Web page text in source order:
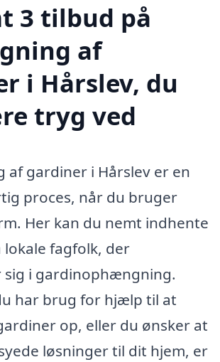
3 tilbud på
af
i Hårslev, du
tryg ved
af gardiner i Hårslev er en
proces, når du bruger
Her kan du nemt indhente
fagfolk, der
sig i gardinophængning.
har brug for hjælp til at
op, eller du ønsker at
løsninger til dit hjem, er